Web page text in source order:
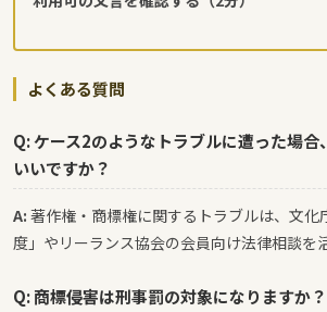
よくある質問
Q: ケース2のようなトラブルに遭った場
いいですか？
A: 著作権・商標権に関するトラブルは、文化
度」やリーランス協会の会員向け法律相談を
Q: 商標侵害は刑事罰の対象になりますか？